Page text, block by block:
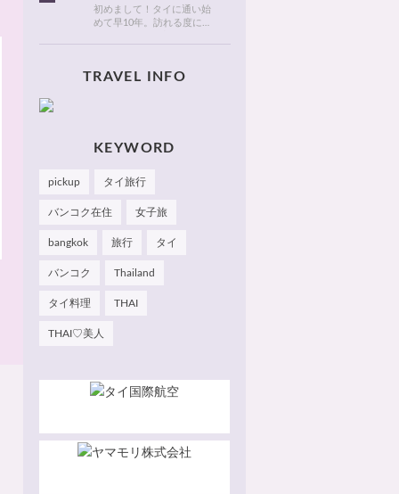
初めまして！タイに通い始
めて早10年。訪れる度に変
店・おしゃれなカフェやレ
たら嬉しいです 🙂 📌
Instagram Hau's Style
TRAVEL INFO
KEYWORD
pickup タイ旅行
バンコク在住 女子旅
bangkok 旅行 タイ
バンコク Thailand
タイ料理 THAI
THAI♡美人